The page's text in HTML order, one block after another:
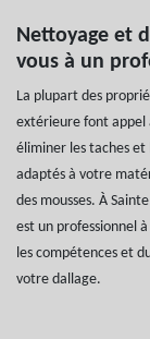
Nettoyage et
vous à un
La plupart des
extérieure font appel
éliminer les taches et
adaptés à votre
des mousses. À
est un professionnel
les compétences et
votre dallage.